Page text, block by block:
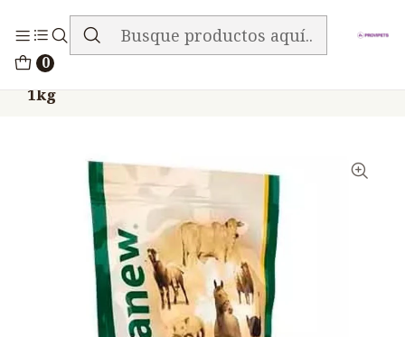
0
ENVIO GRATIS EN TODA LA TIENDA
1kg